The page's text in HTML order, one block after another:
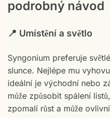
podrobný návod
📍 Umístění a světlo
Syngonium preferuje
slunce. Nejlépe mu
ideální je východní nebo
může způsobit spálení
zpomalí růst a může